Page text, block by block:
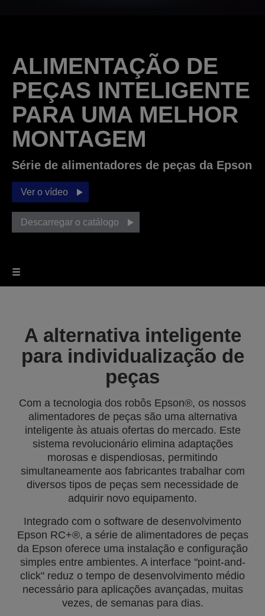
ALIMENTAÇÃO DE
PEÇAS INTELIGENTE
PARA UMA MELHOR
MONTAGEM
Série de alimentadores de peças da Epson
Ver o vídeo
Descarregar o catálogo
A alternativa inteligente
para individualização de
peças
Com a tecnologia dos robôs Epson®, os nossos
alimentadores de peças são uma alternativa
inteligente às atuais ofertas do mercado. Este
sistema revolucionário elimina adaptações
morosas e dispendiosas, permitindo
simultaneamente aos fabricantes trabalhar com
diversos tipos de peças sem necessidade de
adquirir novo equipamento.
Integrado com o software de desenvolvimento
Epson RC+®, a série de alimentadores de peças
da Epson oferece uma instalação e configuração
simples entre ambientes. A interface "point-and-
click" reduz o tempo de desenvolvimento médio
necessário para aplicações avançadas, muitas
vezes, de semanas para dias.